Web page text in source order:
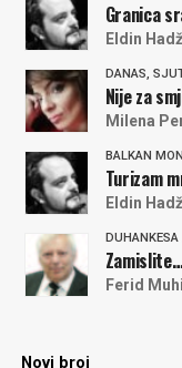
Granica
Eldin
DANAS,
Nije za
Milena
BALKAN
Turizam
Eldin
DUHANKESA
Ferid
Novi broj